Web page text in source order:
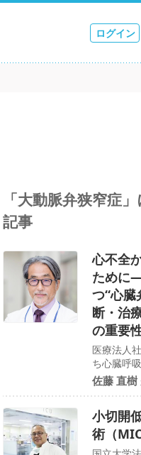
ログイン
検索
「大動脈弁狭窄症
記事
心不全
ために
つ“心臓
断・治
の重要
医療法人
ち心臓呼
佐藤 直樹
小切開
術（